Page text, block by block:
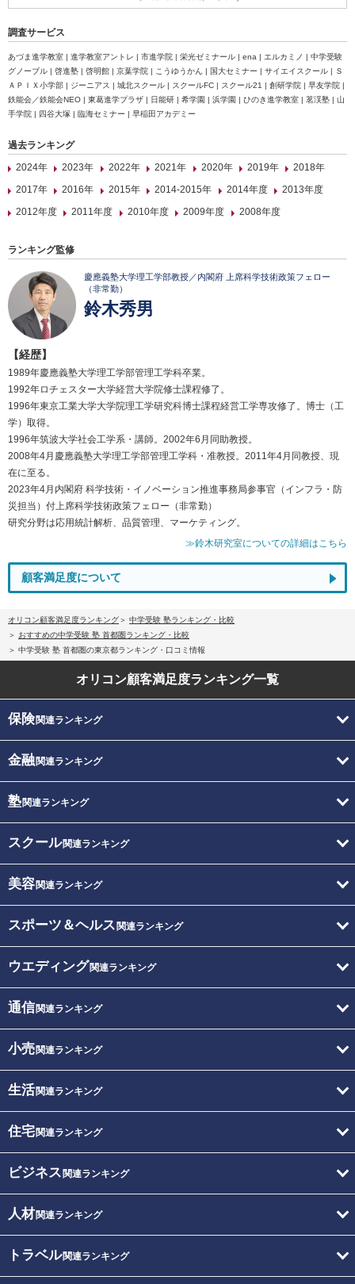
調査サービス
あづま進学教室 | 進学教室アントレ | 市進学院 | 栄光ゼミナール | ena | エルカミノ | 中学受験
グノーブル | 啓進塾 | 啓明館 | 京葉学院 | こうゆうかん | 国大セミナー | サイエイスクール | Ｓ
ＡＰＩＸ小学部 | ジーニアス | 城北スクール | スクールFC | スクール21 | 創研学院 | 早友学院 |
鉄能会／鉄能会NEO | 東葛進学プラザ | 日能研 | 希学園 | 浜学園 | ひのき進学教室 | 茗渓塾 | 山
手学院 | 四谷大塚 | 臨海セミナー | 早稲田アカデミー
過去ランキング
2024年
2023年 2022年 2021年 2020年 2019年
2018年
2017年
2016年 2015年 2014-2015年 2014年度
2013年度
2012年度
2011年度 2010年度 2009年度 2008年度
ランキング監修
慶應義塾大学理工学部教授／内閣府 上席科学技術政策フェロー
（非常勤）
鈴木秀男
【経歴】
1989年慶應義塾大学理工学部管理工学科卒業。
1992年ロチェスター大学経営大学院修士課程修了。
1996年東京工業大学大学院理工学研究科博士課程経営工学専攻修了。博士（工
学）取得。
1996年筑波大学社会工学系・講師。2002年6月同助教授。
2008年4月慶應義塾大学理工学部管理工学科・准教授。2011年4月同教授、現
在に至る。
2023年4月内閣府 科学技術・イノベーション推進事務局参事官（インフラ・防
災担当）付上席科学技術政策フェロー（非常勤）
研究分野は応用統計解析、品質管理、マーケティング。
≫鈴木研究室についての詳細はこちら
顧客満足度について
オリコン顧客満足度ランキング
中学受験 塾ランキング・比較
おすすめの中学受験 塾 首都圏ランキング・比較
中学受験 塾 首都圏の東京都ランキング・口コミ情報
オリコン顧客満足度ランキング一覧
保険関連ランキング
金融関連ランキング
塾関連ランキング
スクール関連ランキング
美容関連ランキング
スポーツ＆ヘルス 関連ランキング
ウエディング関連ランキング
通信関連ランキング
小売関連ランキング
生活関連ランキング
住宅関連ランキング
ビジネス 関連ランキング
人材関連ランキング
トラベル関連ランキング